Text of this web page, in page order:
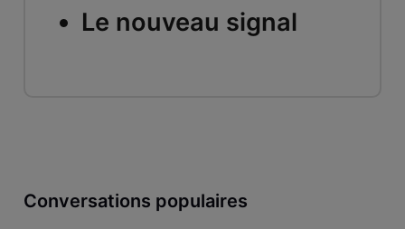
Le nouveau signal
Conversations populaires